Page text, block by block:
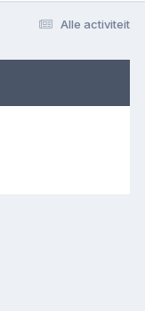
Alle activiteit